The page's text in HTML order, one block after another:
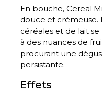
En bouche, Cereal
douce et crémeuse.
céréales et de lait
à des nuances de
procurant une
persistante.
Effets